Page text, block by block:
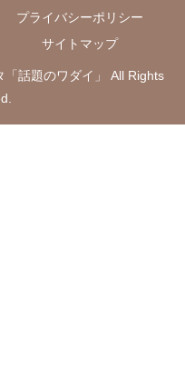
プライバシーポリシー
サイトマップ
話題のワダイ」 All Rights